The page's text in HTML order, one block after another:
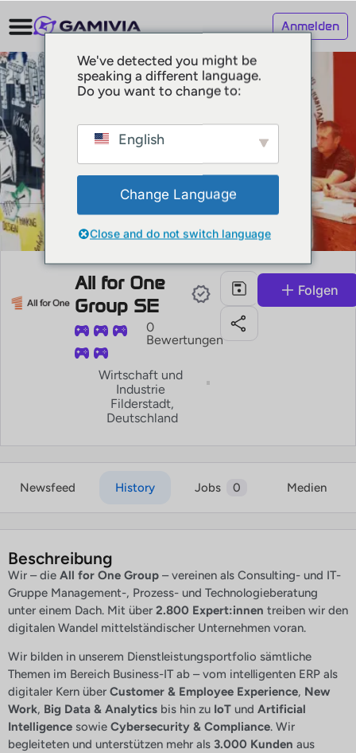
Anmelden
All for One
Group SE
0
Bewertungen
Wirtschaft und
Industrie
Filderstadt,
Deutschland
Folgen
Newsfeed History Jobs 0 Medien
Beschreibung
Wir – die All for One Group – vereinen als Consulting- und IT-
Gruppe Management-, Prozess- und Technologieberatung
unter einem Dach. Mit über 2.800 Expert:innen treiben wir den
digitalen Wandel mittelständischer Unternehmen voran.
Wir bilden in unserem Dienstleistungsportfolio sämtliche
Themen im Bereich Business-IT ab – vom intelligenten ERP als
digitaler Kern über Customer & Employee Experience, New
Work, Big Data & Analytics bis hin zu IoT und Artificial
Intelligence sowie Cybersecurity & Compliance. Wir
begleiteten und unterstützen mehr als 3.000 Kunden aus
We've detected you might be
speaking a different language.
Do you want to change to:
English
Change Language
Close and do not switch language